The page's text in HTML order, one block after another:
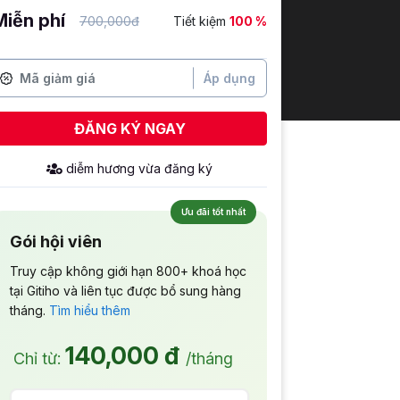
phí 700,000đ Tiết kiệm 100 %
Áp dụng
ĐĂNG KÝ NGAY
diễm hương vừa đăng ký
Ưu đãi tốt nhất
Gói hội viên
Truy cập không giới hạn 800+ khoá học
tại Gitiho và liên tục được bổ sung hàng
tháng. Tìm hiểu thêm
Chỉ từ: 140,000 đ /tháng